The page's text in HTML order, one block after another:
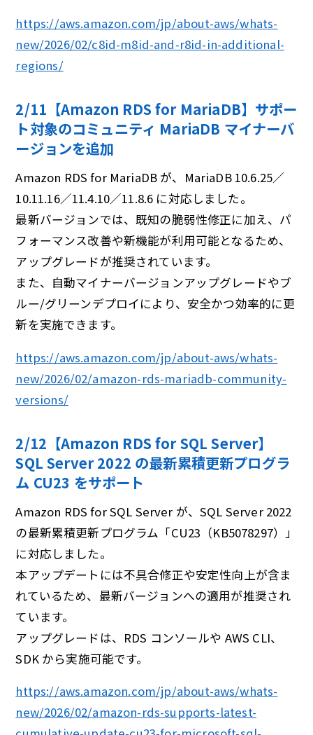
https://aws.amazon.com/jp/about-aws/whats-
new/2026/02/c8id-m8id-and-r8id-in-additional-
regions/
2/11【Amazon RDS for MariaDB】サポー
ト対象のコミュニティ MariaDB マイナーバ
ージョンを追加
Amazon RDS for MariaDB が、MariaDB 10.6.25／
10.11.16／11.4.10／11.8.6 に対応しました。
最新バージョンでは、既知の脆弱性修正に加え、パ
フォーマンス改善や新機能が利用可能となるため、
アップグレードが推奨されています。
また、自動マイナーバージョンアップグレードやブ
ルー/グリーンデプロイにより、安全かつ効率的に更
新を実施できます。
https://aws.amazon.com/jp/about-aws/whats-
new/2026/02/amazon-rds-mariadb-community-
versions/
2/12【Amazon RDS for SQL Server】
SQL Server 2022 の最新累積更新プログラ
ム CU23 をサポート
Amazon RDS for SQL Server が、SQL Server 2022
の最新累積更新プログラム「CU23（KB5078297）」
に対応しました。
本アップデートには不具合修正や安定性向上が含ま
れているため、最新バージョンへの適用が推奨され
ています。
アップグレードは、RDS コンソールや AWS CLI、
SDK から実施可能です。
https://aws.amazon.com/jp/about-aws/whats-
new/2026/02/amazon-rds-supports-latest-